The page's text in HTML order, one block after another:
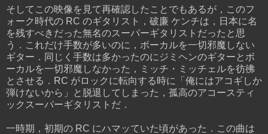
そしてこの映像を見て再確認したことでもあるが，このフ
ォーク時代の RC のギタリスト，破廉 ケンチは，日本に名
を残すべきだった無名のスーパーギタリストだったと思
う．これだけ手数が多いのに，ボーカルを一切邪魔しない
ギター．同じく手数は多かったのにジミヘンのギターとボ
ーカルを一切邪魔しなかった，ミッチ・ミッチェルを彷彿
とさせる．RC がロックに転向する時に「俺にはアコギしか
弾けないから」と脱退してしまった，孤高のアコースティ
ックスーパーギタリストだ．
一時期，初期の RC にハマッていた頃があった．この曲は